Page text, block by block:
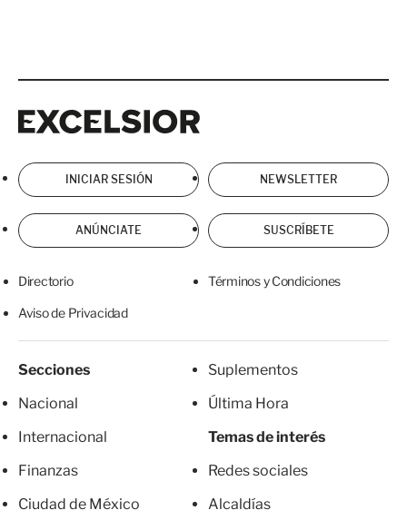
INICIAR SESIÓN NEWSLETTER
ANÚNCIATE SUSCRÍBETE
Directorio Términos y Condiciones
Aviso de Privacidad
Secciones
Nacional
Internacional
Finanzas
Ciudad de México
Suplementos
Última Hora
Temas de interés
Redes sociales
Alcaldías